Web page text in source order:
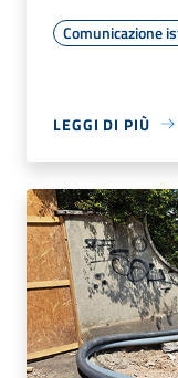
Comunicazione
LEGGI DI PIÙ